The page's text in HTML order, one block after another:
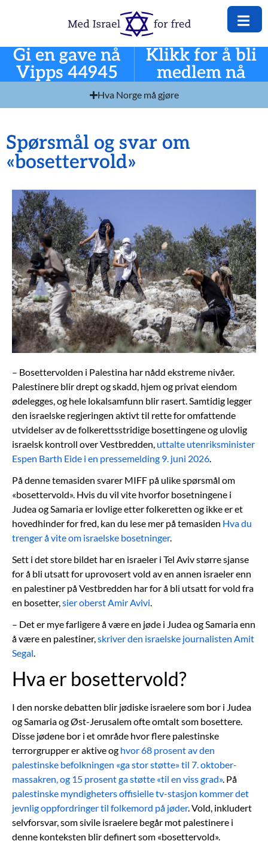
Gi en gave nå
Vipps 44945
Klikk for å bli
medlem nå
Hva Norge må gjøre
Spørsmål og svar om
«bosettervold»
– Bosettervolden i Palestina har nådd ekstreme nivåer.
Palestinere blir drept og skadd, hjem og privat eiendom
ødelegges, og hele lokalsamfunn blir rasert. Samtidig legger
den israelske regjeringen aktivt til rette for omfattende
utvidelser av de folkerettsstridige bosettingene og ulovlig
israelsk kontroll over Vestbredden, uttalte utenriksminister
Espen Barth Eide i en pressemelding 9. juni 2026.
På denne temasiden svarer MIFF på ulike spørsmål om
«bosettervold». Hvis du vil vite hvorfor bosetningene i
Judea og Samaria er lovlige etter folkeretten og ikke er et
hovedhinder for fred, kan du lese mer på temasiden Hva du
trenger å vite om israelske bosetninger.
Sett i det store bildet har en israeler i Tel Aviv større sjanse
for å bli utsatt for uprovosert vold av en annen israeler enn
en palestiner på Vestbredden har for å bli utsatt for vold fra
en bosetter,sier oberst Amir Avivi.
– Det er mye farligere å være en jøde i Judea og Samaria enn
å være en palestiner,skriver den israelske journalisten Amit
Segal.
Hva er bosettervold?
I den norske debatten blir jødiske israelere som bor i Judea
og Samaria og Øst-Jerusalem ofte omtalt som bosettere.
Disse jødene bor i et område hvor flere palestinske
terrorgrupper er aktive og hvor 68 prosent av den
palestinske befolkningen «ga stor støtte» til 7. oktober-
massakren, og 15 prosent ga støtte «til en viss grad». På
palestinske myndigheters offisielle tv-stasjon kommer det
jevnlig oppfordringer til folkemord på jøder. Vold, inkludert
selvforsvar, som sivile israelere begår mot palestinere i
denne konteksten blir definert som «bosettervold».